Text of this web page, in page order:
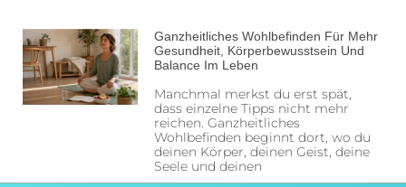
Ganzheitliches Wohlbefinden Für Mehr
Gesundheit, Körperbewusstsein Und
Balance Im Leben
Manchmal merkst du erst spät,
dass einzelne Tipps nicht mehr
reichen. Ganzheitliches
Wohlbefinden beginnt dort, wo du
deinen Körper, deinen Geist, deine
Seele und deinen